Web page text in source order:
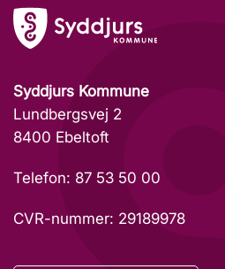
Syddjurs Kommune
Lundbergsvej 2
8400 Ebeltoft
Telefon: 87 53 50 00
CVR-nummer: 29189978